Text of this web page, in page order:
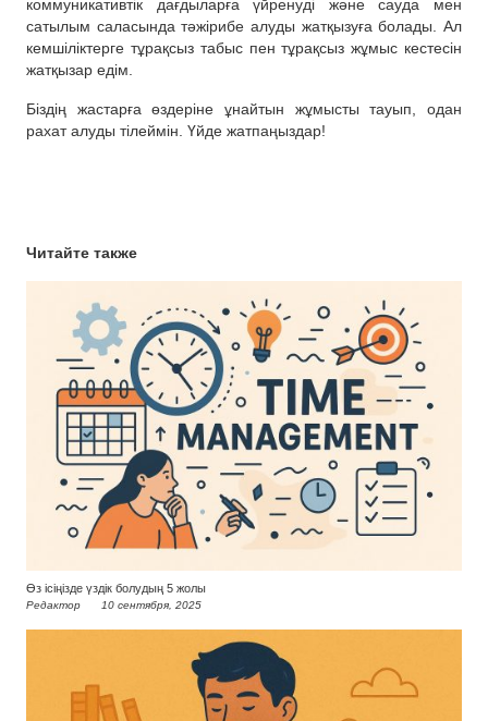
коммуникативтік дағдыларға үйренуді және сауда мен
сатылым саласында тәжірибе алуды жатқызуға болады. Ал
кемшіліктерге тұрақсыз табыс пен тұрақсыз жұмыс кестесін
жатқызар едім.
Біздің жастарға өздеріне ұнайтын жұмысты тауып, одан
рахат алуды тілеймін. Үйде жатпаңыздар!
Читайте также
Өз ісіңізде үздік болудың 5 жолы
Редактор 10 сентября, 2025